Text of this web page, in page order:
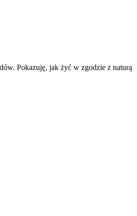
Pokazuję, jak żyć w zgodzie z naturą